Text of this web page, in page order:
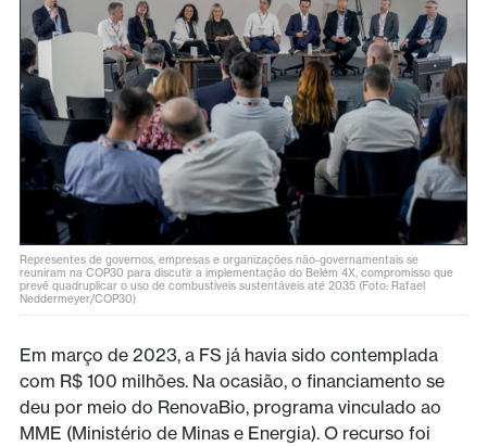
Representes de governos, empresas e organizações não-governamentais se
reuniram na COP30 para discutir a implementação do Belém 4X, compromisso que
prevê quadruplicar o uso de combustíveis sustentáveis até 2035 (Foto: Rafael
Neddermeyer/COP30)
Em março de 2023, a FS já havia sido contemplada
com R$ 100 milhões. Na ocasião, o financiamento se
deu por meio do RenovaBio, programa vinculado ao
MME (Ministério de Minas e Energia). O recurso foi